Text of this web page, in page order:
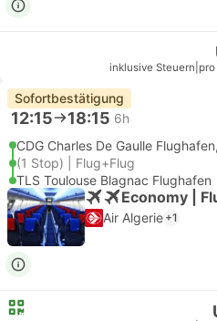
inklusive Steuern
Sofortbestätigung
12:15 18:15 6h
CDG Charles De Gaulle
(1 Stop) | Flug+Flug
TLS Toulouse Blagnac Flughafen
Economy |
Air Algerie +1